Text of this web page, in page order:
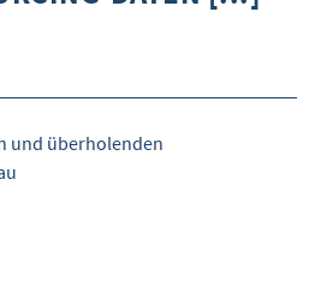
SICHER GESTALTEN
und überholenden